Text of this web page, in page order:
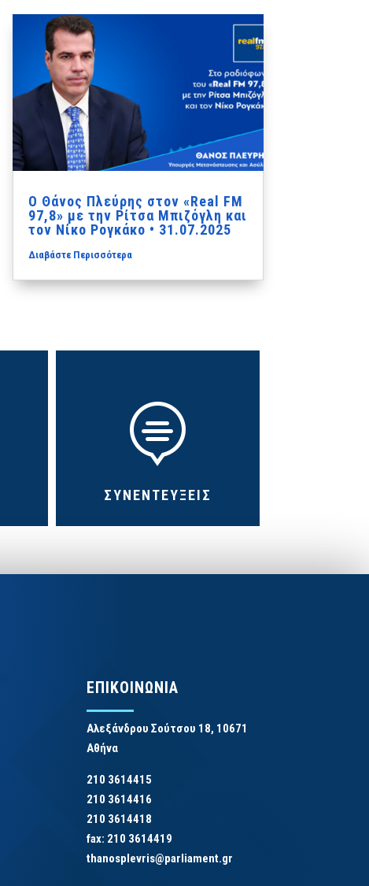
Ο Θάνος Πλεύρης στον «Real FM
97,8» με την Ρίτσα Μπιζόγλη και
τον Νίκο Ρογκάκο • 31.07.2025
Διαβάστε Περισσότερα

ΣΥΝΕΝΤΕΥΞΕΙΣ
ΕΠΙΚΟΙΝΩΝΙΑ
Αλεξάνδρου Σούτσου 18, 10671
Αθήνα
210 3614415
210 3614416
210 3614418
fax: 210 3614419
thanosplevris@parliament.gr